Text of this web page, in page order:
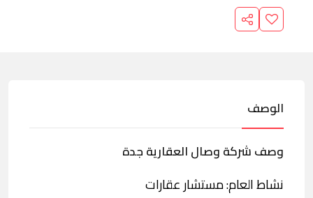
الوصف
وصف شركة وصال العقارية جدة
نشاط العام: مستشار عقارات